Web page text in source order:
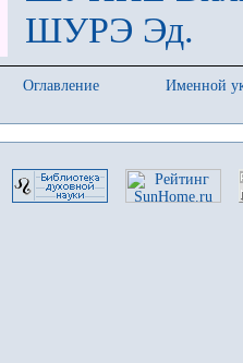
ШУРЭ Эд.
Оглавление
Именной